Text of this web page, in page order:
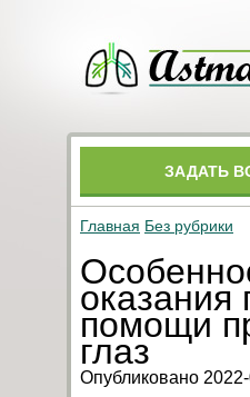
ЗАДАТЬ
Главная Без рубрики
оказания
помощи
глаз
Опубликовано